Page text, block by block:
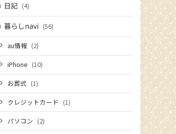
日記 (4)
暮らしnavi (56)
au情報 (2)
iPhone (10)
お葬式 (1)
クレジットカード (1)
パソコン (2)